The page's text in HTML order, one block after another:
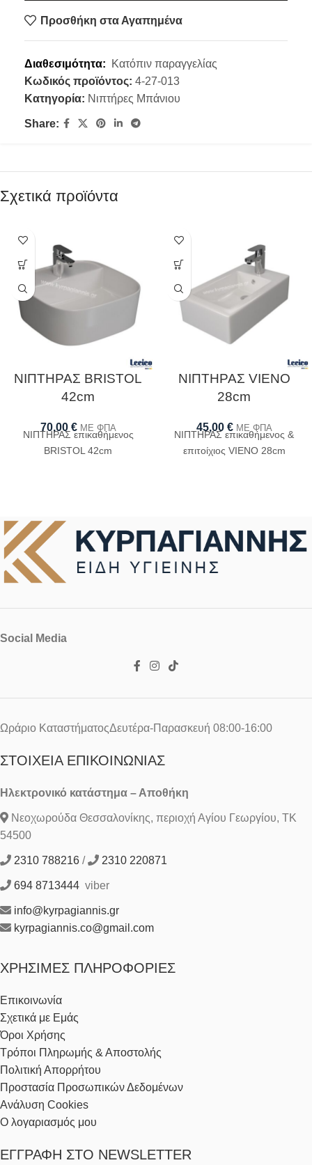
Προσθήκη στα Αγαπημένα
Διαθεσιμότητα:
Κατόπιν παραγγελίας
Κωδικός προϊόντος: 4-27-013
Κατηγορία: Νιπτήρες Μπάνιου
Share:
Σχετικά προϊόντα
ΝΙΠΤΗΡΑΣ BRISTOL
42cm
70,00 € ΜΕ ΦΠΑ
ΝΙΠΤΗΡΑΣ επικαθήμενος
BRISTOL 42cm
ΝΙΠΤΗΡΑΣ VIENO
28cm
45,00 € ΜΕ ΦΠΑ
ΝΙΠΤΗΡΑΣ επικαθήμενος &
επιτοίχιος VIENO 28cm
Social Media
Ωράριο ΚαταστήματοςΔευτέρα-Παρασκευή 08:00-16:00
ΣΤΟΙΧΕΊΑ ΕΠΙΚΟΙΝΩΝΊΑΣ
Ηλεκτρονικό κατάστημα – Αποθήκη
Νεοχωρούδα Θεσσαλονίκης, περιοχή Αγίου Γεωργίου, ΤΚ
54500
2310 788216 / 2310 220871
694 8713444 viber
info@kyrpagiannis.gr
kyrpagiannis.co@gmail.com
ΧΡΉΣΙΜΕΣ ΠΛΗΡΟΦΟΡΊΕΣ
Επικοινωνία
Σχετικά με Εμάς
Όροι Χρήσης
Τρόποι Πληρωμής & Αποστολής
Πολιτική Απορρήτου
Προστασία Προσωπικών Δεδομένων
Ανάλυση Cookies
Ο λογαριασμός μου
ΕΓΓΡΑΦΉ ΣΤΟ NEWSLETTER